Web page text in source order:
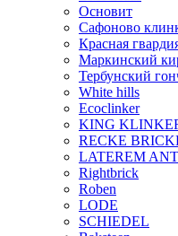
Основит
Сафоново
Красная
Маркинский
Тербунский
White hills
Ecoclinker
KING
RECKE
LATEREM
Rightbrick
Roben
LODE
SCHIEDEL